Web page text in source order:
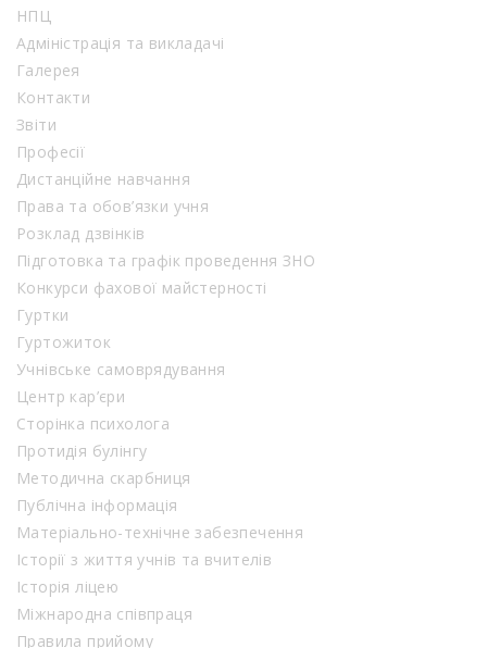
НПЦ
Адміністрація та викладачі
Галерея
Контакти
Звіти
Професії
Дистанційне навчання
Права та обов’язки учня
Розклад дзвінків
Підготовка та графік проведення ЗНО
Конкурси фахової майстерності
Гуртки
Гуртожиток
Учнівське самоврядування
Центр кар’єри
Сторінка психолога
Протидія булінгу
Методична скарбниця
Публічна інформація
Матеріально-технічне забезпечення
Історії з життя учнів та вчителів
Історія ліцею
Міжнародна співпраця
Правила прийому